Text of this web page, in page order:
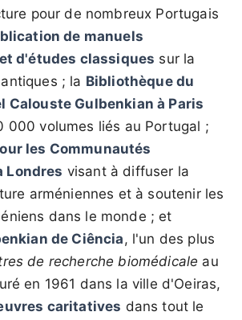
pour de nombreux Portugais
de manuels
d'études classiques sur la
; la Bibliothèque du
Calouste Gulbenkian à Paris
000 volumes liés au Portugal ;
les Communautés
Londres visant à diffuser la
arméniennes et à soutenir les
dans le monde ; et
de Ciência, l'un des plus
de recherche biomédicale au
en 1961 dans la ville d'Oeiras,
caritatives dans tout le